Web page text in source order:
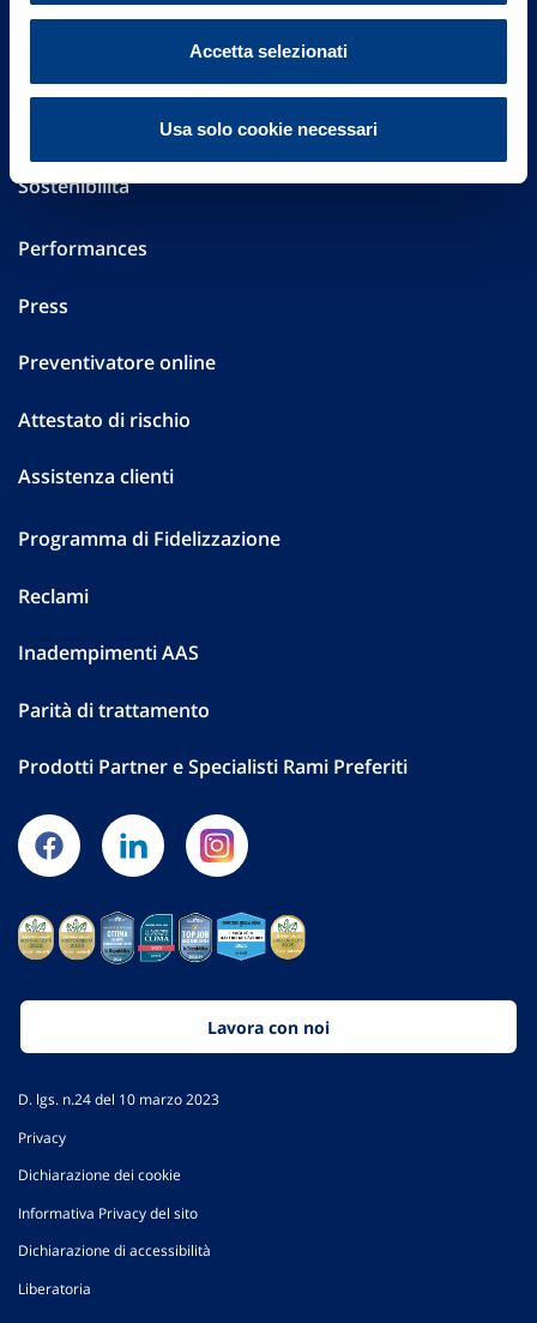
Accetta selezionati
Usa solo cookie necessari
Governance
Altre informazioni
Sostenibilità
Performances
Press
Preventivatore online
Attestato di rischio
Assistenza clienti
Programma di Fidelizzazione
Reclami
Inadempimenti AAS
Parità di trattamento
Prodotti Partner e Specialisti Rami Preferiti
Lavora con noi
D. lgs. n.24 del 10 marzo 2023
Privacy
Dichiarazione dei cookie
Informativa Privacy del sito
Dichiarazione di accessibilità
Liberatoria